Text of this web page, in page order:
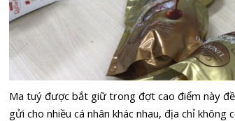
Ma tuý được bắt giữ trong đợt cao điểm này
gửi cho nhiều cá nhân khác nhau, địa chỉ không